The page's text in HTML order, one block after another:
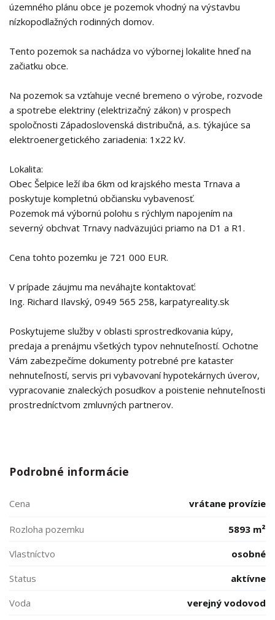
územného plánu obce je pozemok vhodný na výstavbu
nízkopodlažných rodinných domov.
Tento pozemok sa nachádza vo výbornej lokalite hneď na
začiatku obce.
Na pozemok sa vzťahuje vecné bremeno o výrobe, rozvode
a spotrebe elektriny (elektrizačný zákon) v prospech
spoločnosti Západoslovenská distribučná, a.s. týkajúce sa
elektroenergetického zariadenia: 1x22 kV.
Lokalita:
Obec Šelpice leží iba 6km od krajského mesta Trnava a
poskytuje kompletnú občiansku vybavenosť.
Pozemok má výbornú polohu s rýchlym napojením na
severný obchvat Trnavy nadväzujúci priamo na D1 a R1.
Cena tohto pozemku je 721 000 EUR.
V prípade záujmu ma neváhajte kontaktovať:
Ing. Richard Ilavský, 0949 565 258, karpatyreality.sk
Poskytujeme služby v oblasti sprostredkovania kúpy,
predaja a prenájmu všetkých typov nehnuteľností. Ochotne
Vám zabezpečíme dokumenty potrebné pre kataster
nehnuteľností, servis pri vybavovaní hypotekárnych úverov,
vypracovanie znaleckých posudkov a poistenie nehnuteľnosti
prostredníctvom zmluvných partnerov.
Podrobné informácie
Cena vrátane provízie
Rozloha pozemku
5893 m²
Vlastníctvo
osobné
Status
aktívne
Voda
verejný vodovod